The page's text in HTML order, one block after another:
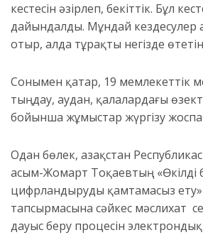
кестесін әзірлеп, бекіттік. Бұл
дайындалды. Мұндай кездесулер
отыр, алда тұрақты негізде
Сонымен қатар, 19 мемлекеттік
тыңдау, аудан, қалалардағы
бойынша жұмыстар жүргізу
Одан бөлек, Қазақстан
Қасым-Жомарт Тоқаевтың «Өкілді
цифрландыруды қамтамасыз ету»
тапсырмасына сәйкес мәслихат
дауыс беру процесін